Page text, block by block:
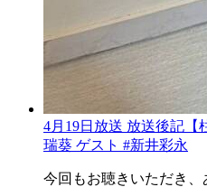
4月19日放送 放送後記【
瑞葵 ゲスト #新井彩永
今回もお聴きいただき